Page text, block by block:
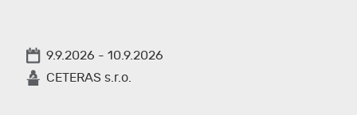
9.9.2026 - 10.9.2026
CETERAS s.r.o.